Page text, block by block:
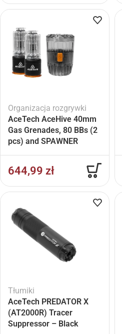
Organizacja rozgrywki
AceTech AceHive 40mm
Gas Grenades, 80 BBs (2
pcs) and SPAWNER
644,99 zł
Tłumiki
AceTech PREDATOR X
(AT2000R) Tracer
Suppressor – Black